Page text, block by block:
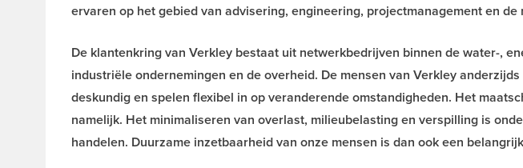
ervaren op het gebied van advisering, engineering, projectmanagement en
De klantenkring van Verkley bestaat uit netwerkbedrijven binnen de water-,
industriële ondernemingen en de overheid. De mensen van Verkley
deskundig en spelen flexibel in op veranderende omstandigheden. Het
namelijk. Het minimaliseren van overlast, milieubelasting en verspilling is
handelen. Duurzame inzetbaarheid van onze mensen is dan ook een